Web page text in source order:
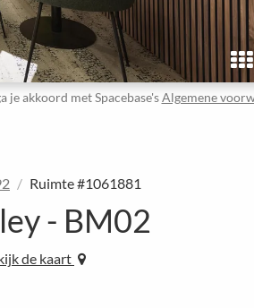
akkoord met Spacebase'sAlgemene
Ruimte #1061881
- BM02
de kaart